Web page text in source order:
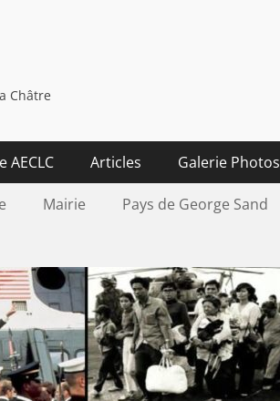
Châtre
AECLC Articles Galerie Photos
Mairie Pays de George Sand